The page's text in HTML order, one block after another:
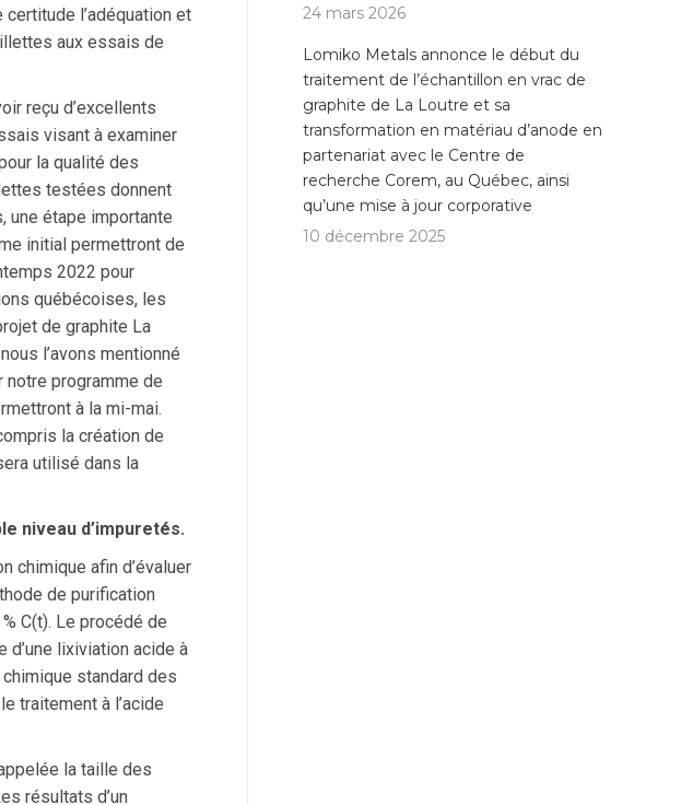
l’adéquation et
aux essais de
reçu d’excellents
visant à examiner
la qualité des
testées donnent
une étape importante
initial permettront de
2022 pour
québécoises, les
de graphite La
l’avons mentionné
programme de
à la mi-mai.
la création de
utilisé dans la
niveau d’impuretés.
chimique afin d’évaluer
de purification
C(t). Le procédé de
d’une lixiviation acide à
standard des
traitement à l’acide
la taille des
résultats d’un
24 mars 2026
Lomiko Metals annonce le début du
traitement de l’échantillon en vrac de
graphite de La Loutre et sa
transformation en matériau d’anode en
partenariat avec le Centre de
recherche Corem, au Québec, ainsi
qu’une mise à jour corporative
10 décembre 2025